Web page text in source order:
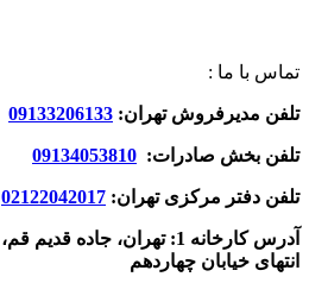
تماس با ما :
تلفن مدیرفروش تهران: 09133206133
تلفن بخش صادرات: 09134053810
تلفن دفتر مرکزی تهران: 02122042017
آدرس کارخانه 1: تهران،
انتهای خیابان چهاردهم